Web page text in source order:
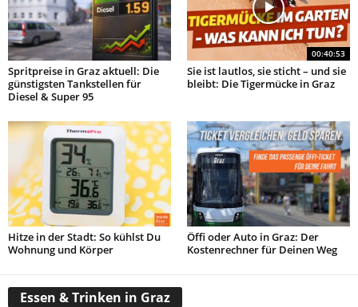
Spritpreise in Graz aktuell: Die
günstigsten Tankstellen für
Diesel & Super 95
00:40:53
Sie ist lautlos, sie sticht – und sie
bleibt: Die Tigermücke in Graz
Hitze in der Stadt: So kühlst Du
Wohnung und Körper
Öffi oder Auto in Graz: Der
Kostenrechner für Deinen Weg
Essen & Trinken in Graz